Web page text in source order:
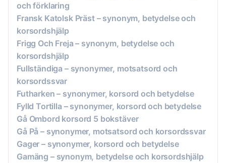
och förklaring
Fransk Katolsk Präst – synonym, betydelse och
korsordshjälp
Frigg Och Freja – synonym, betydelse och
korsordshjälp
Fullständiga – synonymer, motsatsord och
korsordssvar
Futharken – synonymer, korsord och betydelse
Fylld Tortilla – synonymer, korsord och betydelse
Gå Ombord korsord 5 bokstäver
Gå På – synonymer, motsatsord och korsordssvar
Gager – synonymer, korsord och betydelse
Gamäng – synonym, betydelse och korsordshjälp